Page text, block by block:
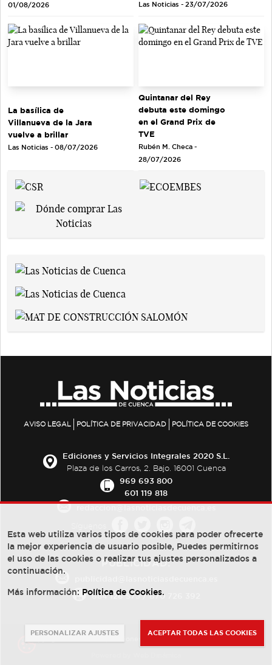
01/08/2026
Las Noticias - 23/07/2026
La basílica de
Villanueva de la Jara
vuelve a brillar
Las Noticias - 08/07/2026
Quintanar del Rey
debuta este domingo
en el Grand Prix de
TVE
Rubén M. Checa -
28/07/2026
AVISO LEGAL POLÍTICA DE PRIVACIDAD POLÍTICA DE COOKIES
Ediciones y Servicios Integrales 2020 S.L.
Plaza de los Carros, 2. Bajo. 16001 Cuenca
969 693 800
601 119 818
PUBLICIDAD:
684 126 573/670 726 392
Esta web utiliza varios tipos de cookies para poder ofrecerte
la mejor experiencia de usuario posible, Puedes permitirnos
el uso de las cookies o realizar tus ajustes personalizados a
continuación.
Más información: Política de Cookies.
PERSONALIZAR AJUSTES ACEPTAR TODAS LAS COOKIES